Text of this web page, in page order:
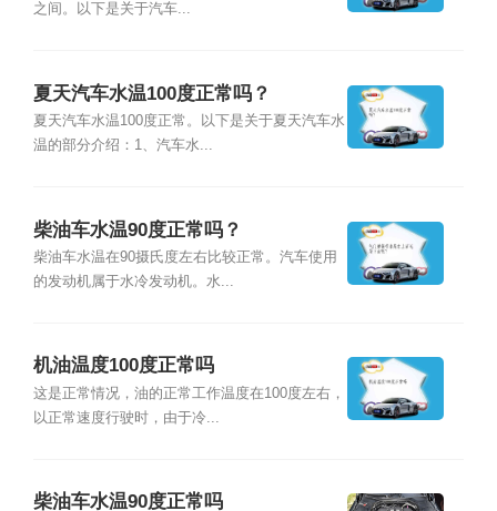
之间。以下是关于汽车...
夏天汽车水温100度正常吗？
夏天汽车水温100度正常。以下是关于夏天汽车水
温的部分介绍：1、汽车水...
柴油车水温90度正常吗？
柴油车水温在90摄氏度左右比较正常。汽车使用
的发动机属于水冷发动机。水...
机油温度100度正常吗
这是正常情况，油的正常工作温度在100度左右，
以正常速度行驶时，由于冷...
柴油车水温90度正常吗